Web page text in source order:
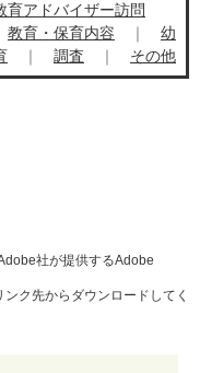
育アドバイザー訪問
教育・保育内容 ｜
幼
｜ 調査 ｜ その他
社が提供するAdobe
ク先からダウンロードしてく